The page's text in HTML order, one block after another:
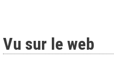
Vu sur le web